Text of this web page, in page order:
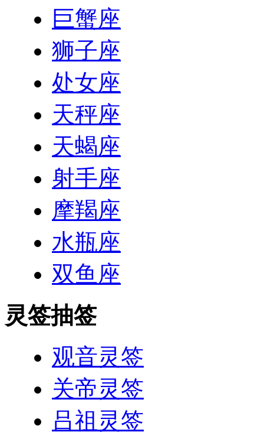
巨蟹座
狮子座
处女座
天秤座
天蝎座
射手座
摩羯座
水瓶座
双鱼座
灵签抽签
观音灵签
关帝灵签
吕祖灵签